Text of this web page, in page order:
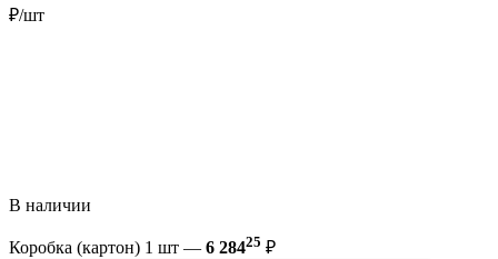
₽/шт
В наличии
Коробка (картон) 1 шт — 6 28425 ₽